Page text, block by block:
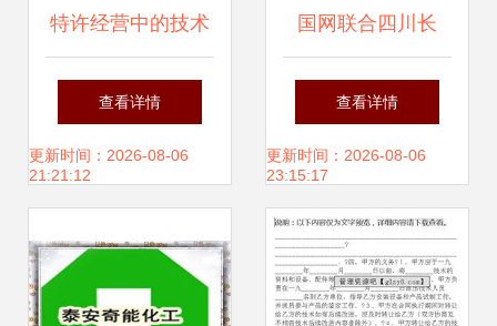
特许经营中的技术
转让模式解析
查看详情
更新时间：2026-08-06
21:21:12
国网联合四川长
虹、中网微融，成
立全国智能终端公
司，点燃2018能源
互联“第一把火”
查看详情
更新时间：2026-08-06
23:15:17